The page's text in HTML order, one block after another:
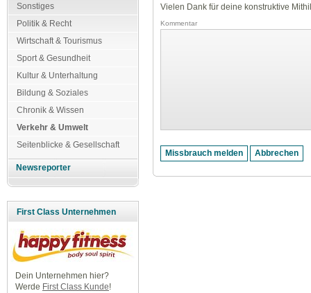
Sonstiges
Politik & Recht
Wirtschaft & Tourismus
Sport & Gesundheit
Kultur & Unterhaltung
Bildung & Soziales
Chronik & Wissen
Verkehr & Umwelt
Seitenblicke & Gesellschaft
Newsreporter
First Class Unternehmen
Dein Unternehmen hier?
Werde First Class Kunde!
Vielen Dank für deine konstruktive
Kommentar